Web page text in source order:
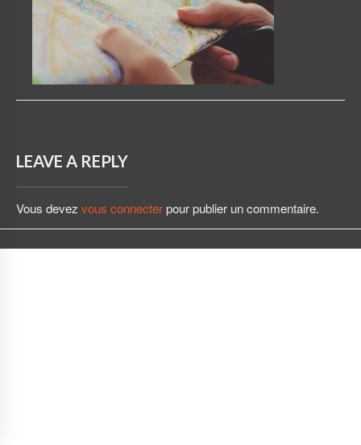
LEAVE A REPLY
Vous devez vous connecterpour publier un commentaire.